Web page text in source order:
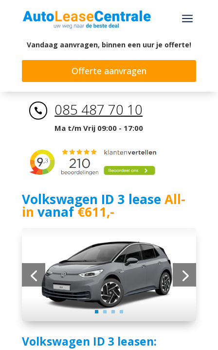
a
Vandaag aanvragen, binnen een uur je offerte!
Offerte aanvragen
 085 487 70 10
Ma t/m Vrij 09:00 - 17:00
Volkswagen ID 3 lease All-
in vanaf€611,-
Volkswagen ID 3 leasen: